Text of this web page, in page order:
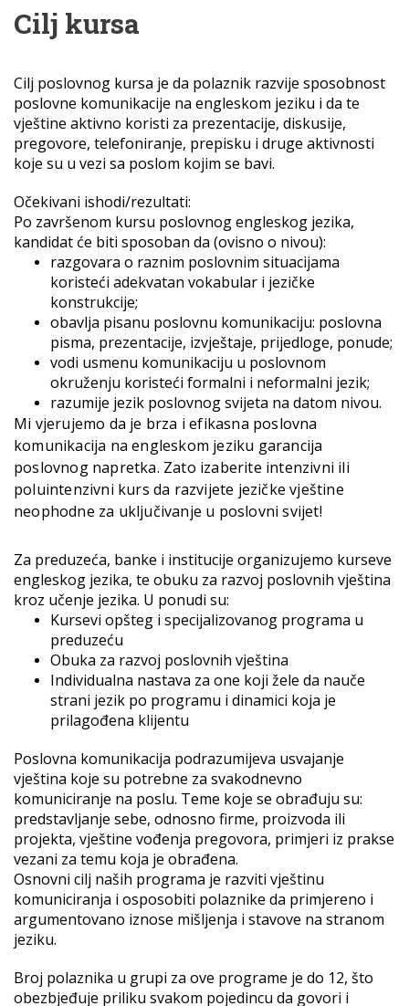
Cilj kursa
Cilj poslovnog kursa je da polaznik razvije sposobnost
poslovne komunikacije na engleskom jeziku i da te
vještine aktivno koristi za prezentacije, diskusije,
pregovore, telefoniranje, prepisku i druge aktivnosti
koje su u vezi sa poslom kojim se bavi.
Očekivani ishodi/rezultati:
Po završenom kursu poslovnog engleskog jezika,
kandidat će biti sposoban da (ovisno o nivou):
razgovara o raznim poslovnim situacijama
koristeći adekvatan vokabular i jezičke
konstrukcije;
obavlja pisanu poslovnu komunikaciju: poslovna
pisma, prezentacije, izvještaje, prijedloge, ponude;
vodi usmenu komunikaciju u poslovnom
okruženju koristeći formalni i neformalni jezik;
razumije jezik poslovnog svijeta na datom nivou.
Mi vjerujemo da je brza i efikasna poslovna
komunikacija na engleskom jeziku garancija
poslovnog napretka. Zato izaberite intenzivni ili
poluintenzivni kurs da razvijete jezičke vještine
neophodne za uključivanje u poslovni svijet!
Za preduzeća, banke i institucije organizujemo kurseve
engleskog jezika, te obuku za razvoj poslovnih vještina
kroz učenje jezika. U ponudi su:
Kursevi opšteg i specijalizovanog programa u
preduzeću
Obuka za razvoj poslovnih vještina
Individualna nastava za one koji žele da nauče
strani jezik po programu i dinamici koja je
prilagođena klijentu
Poslovna komunikacija podrazumijeva usvajanje
vještina koje su potrebne za svakodnevno
komuniciranje na poslu. Teme koje se obrađuju su:
predstavljanje sebe, odnosno firme, proizvoda ili
projekta, vještine vođenja pregovora, primjeri iz prakse
vezani za temu koja je obrađena.
Osnovni cilj naših programa je razviti vještinu
komuniciranja i osposobiti polaznike da primjereno i
argumentovano iznose mišljenja i stavove na stranom
jeziku.
Broj polaznika u grupi za ove programe je do 12, što
obezbjeđuje priliku svakom pojedincu da govori i